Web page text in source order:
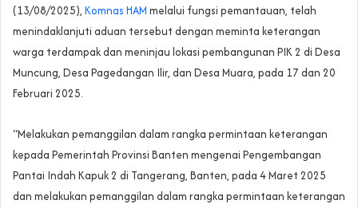
(13/08/2025), Komnas HAM melalui fungsi pemantauan, telah
menindaklanjuti aduan tersebut dengan meminta keterangan
warga terdampak dan meninjau lokasi pembangunan PIK 2 di Desa
Muncung, Desa Pagedangan Ilir, dan Desa Muara, pada 17 dan 20
Februari 2025.
“Melakukan pemanggilan dalam rangka permintaan keterangan
kepada Pemerintah Provinsi Banten mengenai Pengembangan
Pantai Indah Kapuk 2 di Tangerang, Banten, pada 4 Maret 2025
dan melakukan pemanggilan dalam rangka permintaan keterangan